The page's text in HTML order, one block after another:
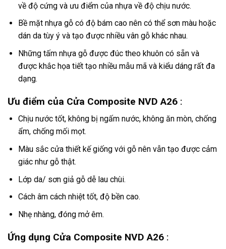
về độ cứng và ưu điểm của nhựa về độ chịu nước.
Bề mặt nhựa gỗ có độ bám cao nên có thể sơn màu hoặc
dán da tùy ý và tạo được nhiều vân gỗ khác nhau.
Những tấm nhựa gỗ được đúc theo khuôn có sẵn và
được khắc họa tiết tạo nhiều mẫu mã và kiểu dáng rất đa
dạng.
Ưu điểm của Cửa Composite NVD A26 :
Chịu nước tốt, không bị ngấm nước, không ăn mòn, chống
ẩm, chống mối mọt.
Màu sắc cửa thiết kế giống với gỗ nên vẫn tạo được cảm
giác như gỗ thật.
Lớp da/ sơn giả gỗ dễ lau chùi.
Cách âm cách nhiệt tốt, độ bền cao.
Nhẹ nhàng, đóng mở êm.
Ứng dụng Cửa Composite NVD A26 :